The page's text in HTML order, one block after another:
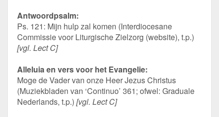
Antwoordpsalm:
Ps. 121: Mijn hulp zal komen (Interdiocesane
Commissie voor Liturgische Zielzorg (website), t.p.)
[vgl. Lect C]
Alleluia en vers voor het Evangelie:
Moge de Vader van onze Heer Jezus Christus
(Muziekbladen van ‘Continuo’ 361; ofwel: Graduale
Nederlands, t.p.) [vgl. Lect C]